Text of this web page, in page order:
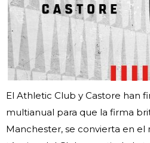
El Athletic Club y Castore han
multianual para que la firma
Manchester, se convierta en